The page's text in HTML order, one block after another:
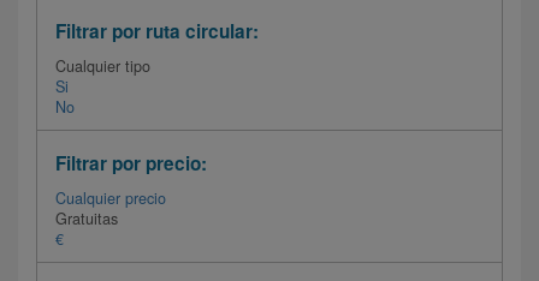
Filtrar por ruta circular:
Cualquier tipo
Si
No
Filtrar por precio:
Cualquier precio
Gratuitas
€